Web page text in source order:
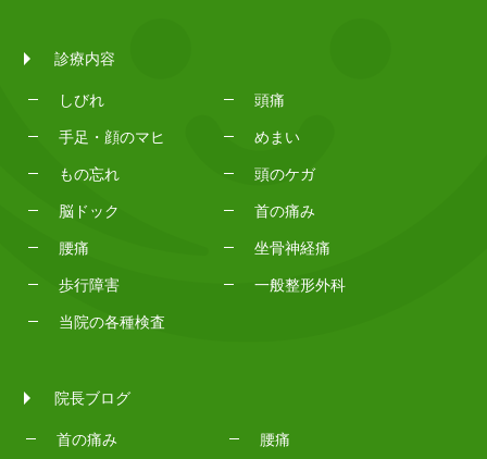
診療内容
しびれ 頭痛
手足・顔のマヒ めまい
もの忘れ 頭のケガ
脳ドック 首の痛み
腰痛 坐骨神経痛
歩行障害 一般整形外科
当院の各種検査
院長ブログ
首の痛み 腰痛